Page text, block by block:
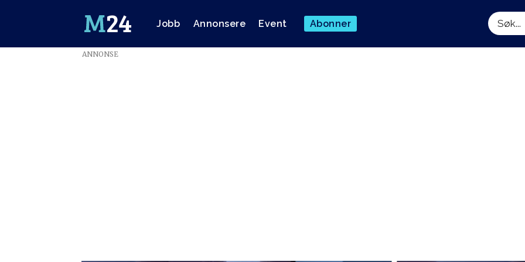
Jobb Annonsere Event Abonner
Søk
ANNONSE